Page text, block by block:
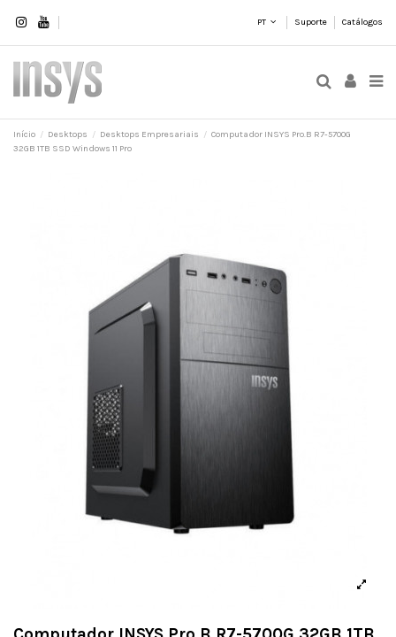
PT Suporte Catálogos
Início Desktops Desktops Empresariais
Computador INSYS Pro.B R7-5700G
32GB 1TB SSD Windows 11 Pro